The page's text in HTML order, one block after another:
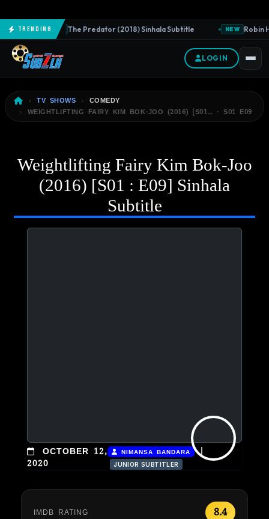
TrendingNEW The Predator (2018) Sinhala Subtitle NEW Robin
LOGIN
TV SHOWS
COMEDY
WEIGHTLIFTING FAIRY KIM BOK-JOO (2016) [S01… · S01 E09
Weightlifting Fairy Kim Bok-Joo
(2016) [S01 : E09] Sinhala
Subtitle
OCTOBER 12,
2020
NIMANSA BANDARA |
JUNIOR SUBTITLER
IMDB RATING 8.4